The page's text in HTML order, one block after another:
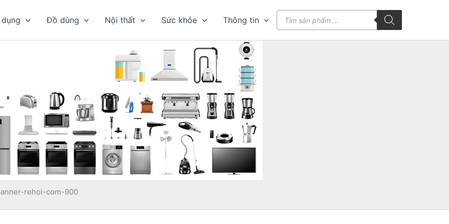
Đồ dùng Nội thất Sức khỏe Thông tin
kiếm
rehoi-com-900